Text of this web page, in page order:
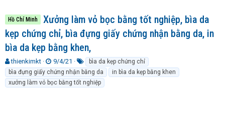
Hồ Chí Minh
Xưởng làm vỏ bọc bằng tốt nghiệp, bìa da
kẹp chứng chỉ, bìa đựng giấy chứng nhận bằng da, in
bìa da kẹp bằng khen,
T
h
r
e
thienkimkt
N
g
à
y
9/4/21
ừ
k
h
bìa da kẹp chứng chỉ
bìa đựng giấy chứng nhận bằng da
in bìa da kẹp bằng khen
xưởng làm vỏ bọc bằng tốt nghiệp